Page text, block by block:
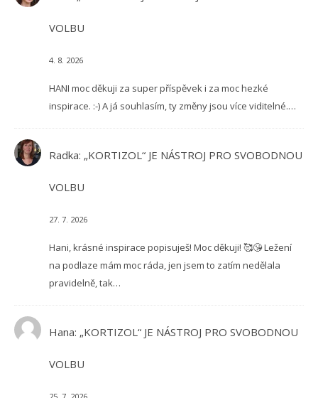
VOLBU
4. 8. 2026
HANI moc děkuji za super příspěvek i za moc hezké
inspirace. :-) A já souhlasím, ty změny jsou více viditelné.…
Radka: „KORTIZOL“ JE NÁSTROJ PRO SVOBODNOU
VOLBU
27. 7. 2026
Hani, krásné inspirace popisuješ! Moc děkuji! 🥰😘 Ležení
na podlaze mám moc ráda, jen jsem to zatím nedělala
pravidelně, tak…
Hana: „KORTIZOL“ JE NÁSTROJ PRO SVOBODNOU
VOLBU